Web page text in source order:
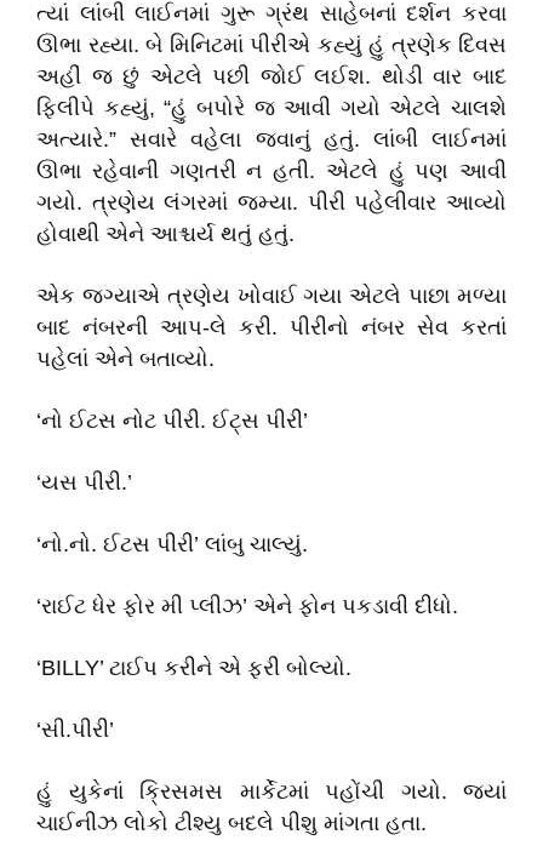
ત્યાં લાંબી લાઈનમાં ગુરૂ ગ્રંથ સાહેબનાં દર્શન કરવા
ઊભા રહ્યા. બે મિનિટમાં પીરીએ કહ્યું હું ત્રણેક દિવસ
અહીં જ છું એટલે પછી જોઈ લઈશ. થોડી વાર બાદ
ફિલીપે કહ્યું, “હું બપોરે જ આવી ગયો એટલે ચાલશે
અત્યારે.” સવારે વહેલા જવાનું હતું. લાંબી લાઈનમાં
ઊભા રહેવાની ગણતરી ન હતી. એટલે હું પણ આવી
ગયો. ત્રણેય લંગરમાં જમ્યા. પીરી પહેલીવાર આવ્યો
હોવાથી એને આશ્ચર્ય થતું હતું.
એક જગ્યાએ ત્રણેય ખોવાઈ ગયા એટલે પાછા મળ્યા
બાદ નંબરની આપ-લે કરી. પીરીનો નંબર સેવ કરતાં
પહેલાં એને બતાવ્યો.
‘નો ઈટસ નોટ પીરી. ઈટ્‌સ પીરી’
‘યસ પીરી.’
‘નો.નો. ઈટસ પીરી’ લાંબુ ચાલ્યું.
‘રાઈટ ધેર ફોર મી પ્લીઝ’ એને ફોન પકડાવી દીધો.
‘BILLY’ ટાઈપ કરીને એ ફરી બોલ્યો.
‘સી.પીરી’
હું યુકેનાં ક્રિસમસ માર્કેટમાં પહોંચી ગયો. જ્યાં
ચાઈનીઝ લોકો ટીશ્યુ બદલે પીશુ માંગતા હતા.